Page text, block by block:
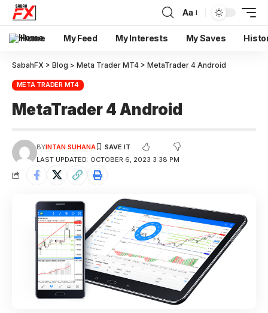
Aa
Home My Feed My Interests My Saves
SabahFX > Blog > Meta Trader MT4 > MetaTrader 4 Android
META TRADER MT4
MetaTrader 4 Android
LAST UPDATED: OCTOBER 6, 2023 3:38 PM
BYINTAN SUHANA